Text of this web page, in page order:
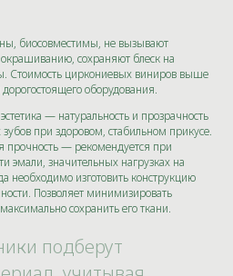
биосовместимы, не вызывают
сохраняют блеск на
Стоимость циркониевых виниров выше
оборудования.
— натуральность и прозрачность
при здоровом, стабильном прикусе.
прочность — рекомендуется при
эмали, значительных нагрузках на
необходимо изготовить конструкцию
Позволяет минимизировать
сохранить его ткани.
подберут